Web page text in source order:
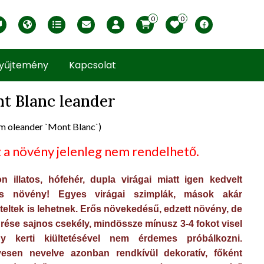
version
Télállósági zónák
Nyomtatható ABC árjegyzék
Profilom
0 0
Facebook
Kapcsolat
view
Blanc leander
oleander `Mont Blanc`)
a növény jelenleg nem rendelhető.
illatos, hófehér, dupla virágai miatt igen kedvelt
növény! Egyes virágai szimplák, mások akár
is lehetnek. Erős növekedésű, edzett növény, de
sajnos csekély, mindössze mínusz 3-4 fokot visel
kerti kiültetésével nem érdemes próbálkozni.
nevelve azonban rendkívül dekoratív, főként